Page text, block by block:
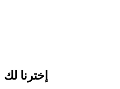
إخترنا لك